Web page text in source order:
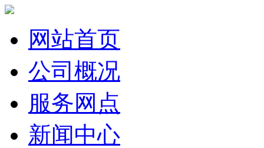
网站首页
公司概况
服务网点
新闻中心